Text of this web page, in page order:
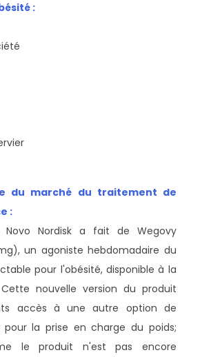
:
du marché du traitement de
:
Novo Nordisk a fait de Wegovy
un agoniste hebdomadaire du
pour l'obésité, disponible à la
nouvelle version du produit
accès à une autre option de
pour la prise en charge du poids;
le produit n'est pas encore